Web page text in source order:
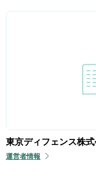
東京ディフェンス株
運営者情報